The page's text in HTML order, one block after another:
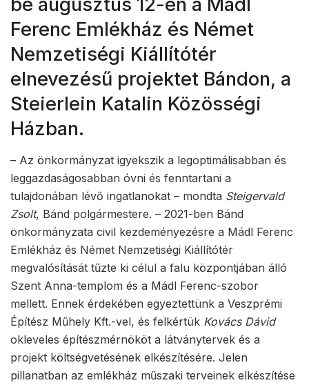
be augusztus 12-én a Mádl
Ferenc Emlékház és Német
Nemzetiségi Kiállítótér
elnevezésű projektet Bándon, a
Steierlein Katalin Közösségi
Házban.
– Az önkormányzat igyekszik a legoptimálisabban és
leggazdaságosabban óvni és fenntartani a
tulajdonában lévő ingatlanokat – mondta Steigervald
Zsolt, Bánd polgármestere. – 2021-ben Bánd
önkormányzata civil kezdeményezésre a Mádl Ferenc
Emlékház és Német Nemzetiségi Kiállítótér
megvalósítását tűzte ki célul a falu központjában álló
Szent Anna-templom és a Mádl Ferenc-szobor
mellett. Ennek érdekében egyeztettünk a Veszprémi
Építész Műhely Kft.-vel, és felkértük Kovács Dávid
okleveles építészmérnököt a látványtervek és a
projekt költségvetésének elkészítésére. Jelen
pillanatban az emlékház műszaki terveinek elkészítése